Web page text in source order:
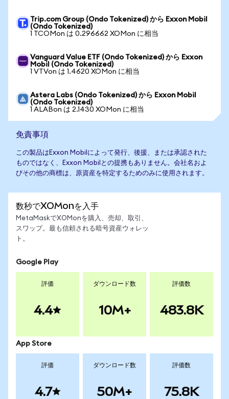
Trip.com Group (Ondo Tokenized) から Exxon Mobil
(Ondo Tokenized)
1 TCOMon は 0.296662 XOMon に相当
Vanguard Value ETF (Ondo Tokenized) から Exxon
Mobil (Ondo Tokenized)
1 VTVon は 1.4620 XOMon に相当
Astera Labs (Ondo Tokenized) から Exxon Mobil
(Ondo Tokenized)
1 ALABon は 2.1430 XOMon に相当
免責事項
この製品はExxon Mobilによって発行、後援、または承認された
ものではなく、Exxon Mobilとの提携もありません。会社名およ
びその他の商標は、原資産を特定するためのみに使用されます。
数秒でXOMonを入手
MetaMaskでXOMonを購入、売却、取引、
スワップ。最も信頼される暗号資産ウォレッ
ト。
Google Play
評価
4.4
ダウンロード数
10M+
評価数
483.8K
App Store
評価
4.7
ダウンロード数
50M+
評価数
75.8K